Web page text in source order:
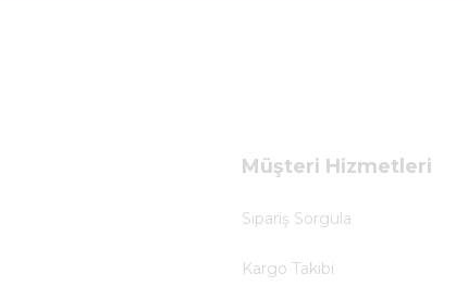
Müşteri Hizmetleri
Sipariş Sorgula
Kargo Takibi